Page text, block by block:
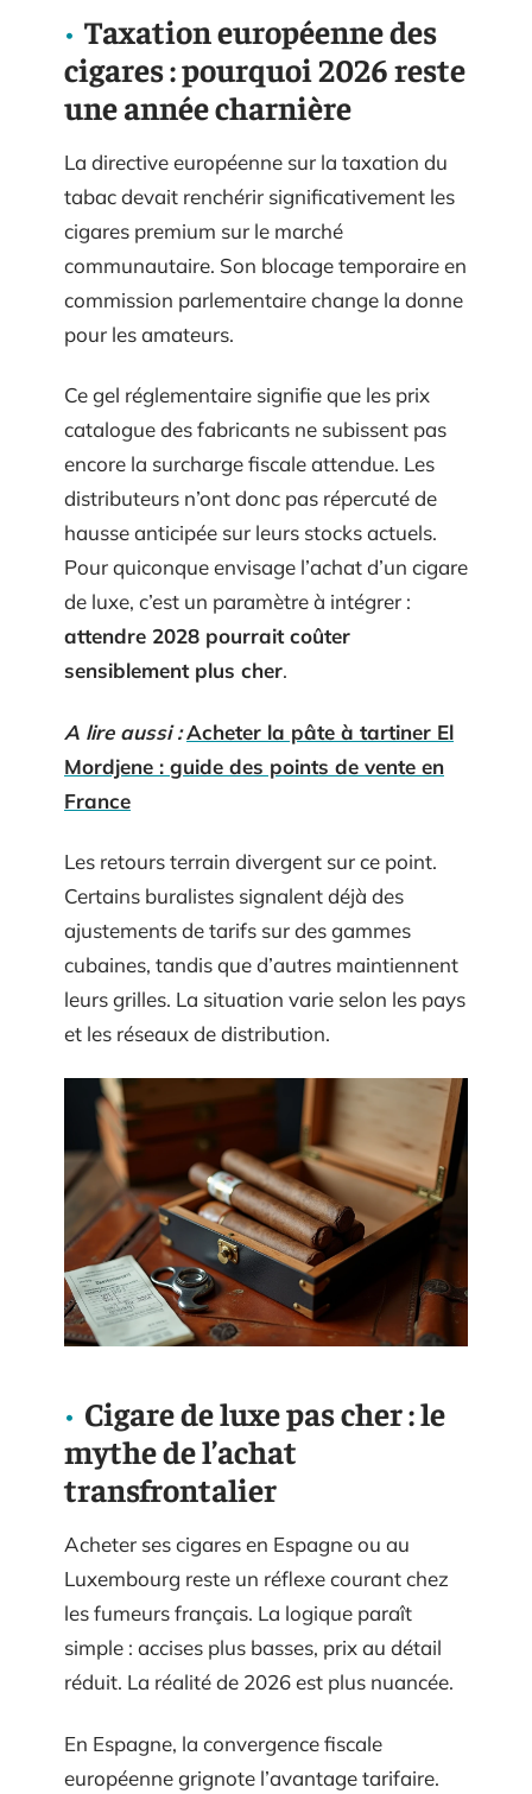
Taxation européenne des
cigares : pourquoi 2026 reste
une année charnière
La directive européenne sur la taxation du
tabac devait renchérir significativement les
cigares premium sur le marché
communautaire. Son blocage temporaire en
commission parlementaire change la donne
pour les amateurs.
Ce gel réglementaire signifie que les prix
catalogue des fabricants ne subissent pas
encore la surcharge fiscale attendue. Les
distributeurs n’ont donc pas répercuté de
hausse anticipée sur leurs stocks actuels.
Pour quiconque envisage l’achat d’un cigare
de luxe, c’est un paramètre à intégrer :
attendre 2028 pourrait coûter
sensiblement plus cher.
A lire aussi :Acheter la pâte à tartiner El
Mordjene : guide des points de vente en
France
Les retours terrain divergent sur ce point.
Certains buralistes signalent déjà des
ajustements de tarifs sur des gammes
cubaines, tandis que d’autres maintiennent
leurs grilles. La situation varie selon les pays
et les réseaux de distribution.
Cigare de luxe pas cher : le
mythe de l’achat
transfrontalier
Acheter ses cigares en Espagne ou au
Luxembourg reste un réflexe courant chez
les fumeurs français. La logique paraît
simple : accises plus basses, prix au détail
réduit. La réalité de 2026 est plus nuancée.
En Espagne, la convergence fiscale
européenne grignote l’avantage tarifaire.